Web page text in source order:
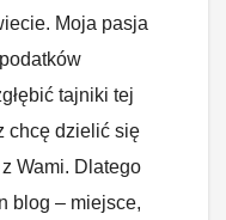
Moja pasja
tajniki tej
chcę dzielić się
Wami. Dlatego
blog – miejsce,